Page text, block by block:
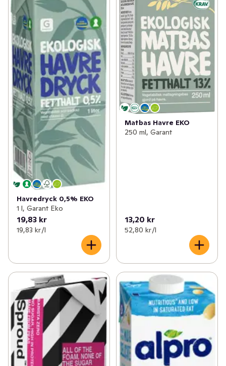
Havredryck 0,5% EKO
1 l, Garant Eko
19,83 kr
19,83 kr /l
Matbas Havre EKO
250 ml, Garant
13,20 kr
52,80 kr /l